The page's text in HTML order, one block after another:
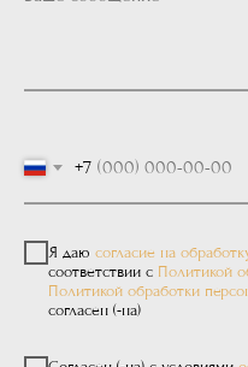
+7
Я даю согласие на
соответствии с Политикой
Политикой обработки
согласен (-на)